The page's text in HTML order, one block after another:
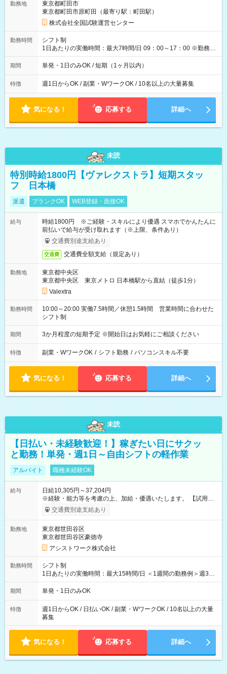
例】 ・河合塾模擬試験 8:30～17:30（休憩1時間） 時給1,300円
×8時間＝日収10,400円＋交通費 ※当日の役割により時給＋100
円の場合あり ・国家試験 7:00～13:30（休憩なし） 時給1,300
円（役割手当＋100円）×6時間＝日収8,400円＋交通費 【試用期
間】試用期間なし
勤務地
東京都町田市
東京都町田市原町田（最寄り駅：町田駅）
株式会社全国試験運営センター
勤務時間
シフト制
1日あたりの実働時間：最大7時間/日 09：00～17：00 ※勤務時
間は 試験により異なります。
期間 単発・1日のみOK / 短期（1ヶ月以内）
特徴 週1日からOK / 副業・WワークOK / 10名以上の大量募集
気になる！ 応募する 詳細へ
未読
特別時給1800円【ヴァレクストラ】短期スタッ
フ 日本橋
派遣 ブランクOK WEB登録・面接OK
給与
時給1800円 ※ご経験・スキルにより優遇 スマホでかんたんに
前払いで給与が受け取れます（※上限、条件あり）
交通費別途支給あり
交通費 交通費全額支給（規定あり）
勤務地
東京都中央区
東京都中央区 東京メトロ 日本橋駅から直結（徒歩1分）
Valextra
勤務時間
10:00～20:00 実働7.5時間／休憩1.5時間 営業時間に合わせた
シフト制
期間 3か月程度の短期予定 ※開始日はお気軽にご相談ください
特徴 副業・WワークOK / シフト勤務 / パソコンスキル不要
気になる！ 応募する 詳細へ
未読
【日払い・未経験歓迎！】稼ぎたい日にサクッ
と勤務！単発・週1日～自由シフトの軽作業
アルバイト 職種未経験OK
給与
日給10,305円～37,204円
※経験・能力等を考慮の上、加給・優遇いたします。 【試用期
間】試用期間なし
交通費別途支給あり
勤務地
東京都世田谷区
東京都世田谷区豪徳寺
アシストワーク株式会社
勤務時間
シフト制
1日あたりの実働時間：最大15時間/日 ＜1週間の勤務例＞週3回
勤務 勤務：月・水・金 休み：火・木・土・日 好きな時にお仕事
可能です！ ※1日あたりの最大実働時間は日勤、夜勤共に勤務し
期間 単発・1日のみOK
特徴
週1日からOK / 日払いOK / 副業・WワークOK / 10名以上の大量
募集
気になる！ 応募する 詳細へ